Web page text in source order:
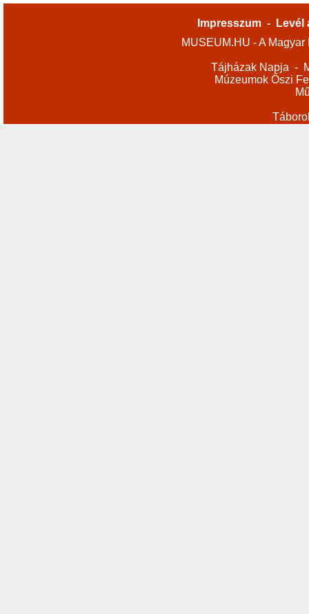
Impresszum -
Levél
MUSEUM.HU - A
Tájházak Napja -
Múzeumok Őszi